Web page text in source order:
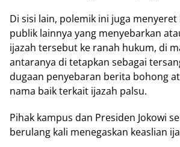
Di sisi lain, polemik ini juga
publik lainnya yang menyebarkan
ijazah tersebut ke ranah hukum, di
antaranya di tetapkan sebagai
dugaan penyebaran berita bohong
nama baik terkait ijazah palsu.
Pihak kampus dan Presiden Jokowi
berulang kali menegaskan keaslian